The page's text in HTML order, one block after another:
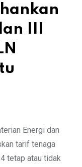
III
Energi dan
tarif tenaga
tetap atau tidak